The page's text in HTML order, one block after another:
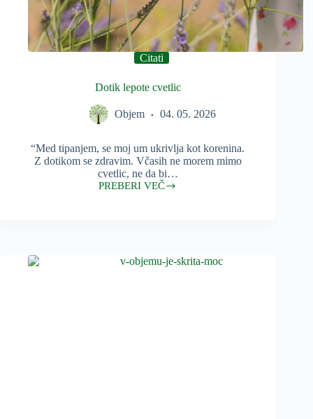
Citati
Dotik lepote cvetlic
Objem 04. 05. 2026
“Med tipanjem, se moj um ukrivlja kot korenina.
Z dotikom se zdravim. Včasih ne morem mimo
cvetlic, ne da bi…
PREBERI VEČ
Dotik